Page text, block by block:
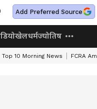
Add Preferred Source
खेलधर्मज्योतिष
Top 10 Morning News FCRA